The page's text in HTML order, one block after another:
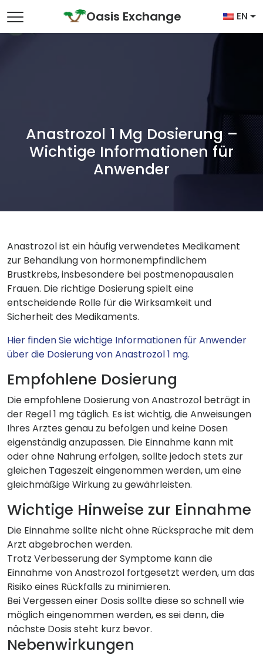
Main NavigationOasis Exchange EN
Anastrozol 1 Mg Dosierung –
Wichtige Informationen für
Anwender
Anastrozol ist ein häufig verwendetes Medikament
zur Behandlung von hormonempfindlichem
Brustkrebs, insbesondere bei postmenopausalen
Frauen. Die richtige Dosierung spielt eine
entscheidende Rolle für die Wirksamkeit und
Sicherheit des Medikaments.
Hier finden Sie wichtige Informationen für Anwender
über die Dosierung von Anastrozol 1 mg.
Empfohlene Dosierung
Die empfohlene Dosierung von Anastrozol beträgt in
der Regel 1 mg täglich. Es ist wichtig, die Anweisungen
Ihres Arztes genau zu befolgen und keine Dosen
eigenständig anzupassen. Die Einnahme kann mit
oder ohne Nahrung erfolgen, sollte jedoch stets zur
gleichen Tageszeit eingenommen werden, um eine
gleichmäßige Wirkung zu gewährleisten.
Wichtige Hinweise zur Einnahme
Die Einnahme sollte nicht ohne Rücksprache mit dem
Arzt abgebrochen werden.
Trotz Verbesserung der Symptome kann die
Einnahme von Anastrozol fortgesetzt werden, um das
Risiko eines Rückfalls zu minimieren.
Bei Vergessen einer Dosis sollte diese so schnell wie
möglich eingenommen werden, es sei denn, die
nächste Dosis steht kurz bevor.
Nebenwirkungen